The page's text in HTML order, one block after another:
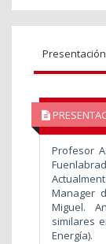
Presentación
Profesor
Manager
Miguel.
similares
Energía).